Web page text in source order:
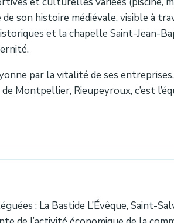
son histoire médiévale, visible à
et la chapelle Saint-Jean-
par la vitalité de ses
Montpellier, Rieupeyroux, c’est
: La Bastide L’Évêque, Saint-